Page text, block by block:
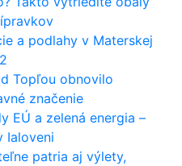
a podlahy v Materskej
Topľou obnovilo
značenie
EÚ a zelená energia –
Ialoveni
patria aj výlety,